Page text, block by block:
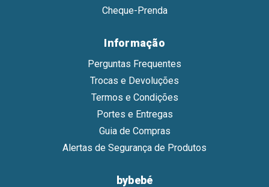
Cheque-Prenda
Informação
Perguntas Frequentes
Trocas e Devoluções
Termos e Condições
Portes e Entregas
Guia de Compras
Alertas de Segurança de Produtos
bybebé